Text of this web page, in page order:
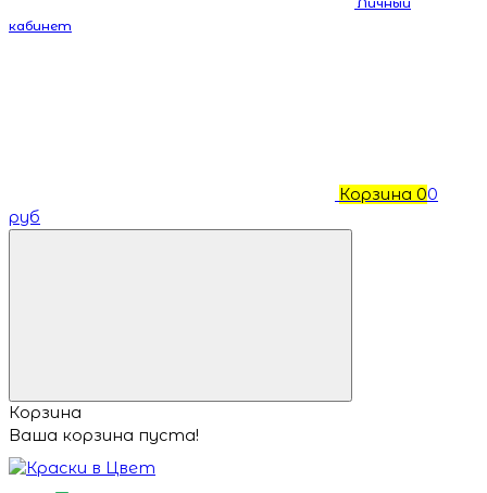
кабинет
Корзина 00
руб
Корзина
Ваша корзина пуста!